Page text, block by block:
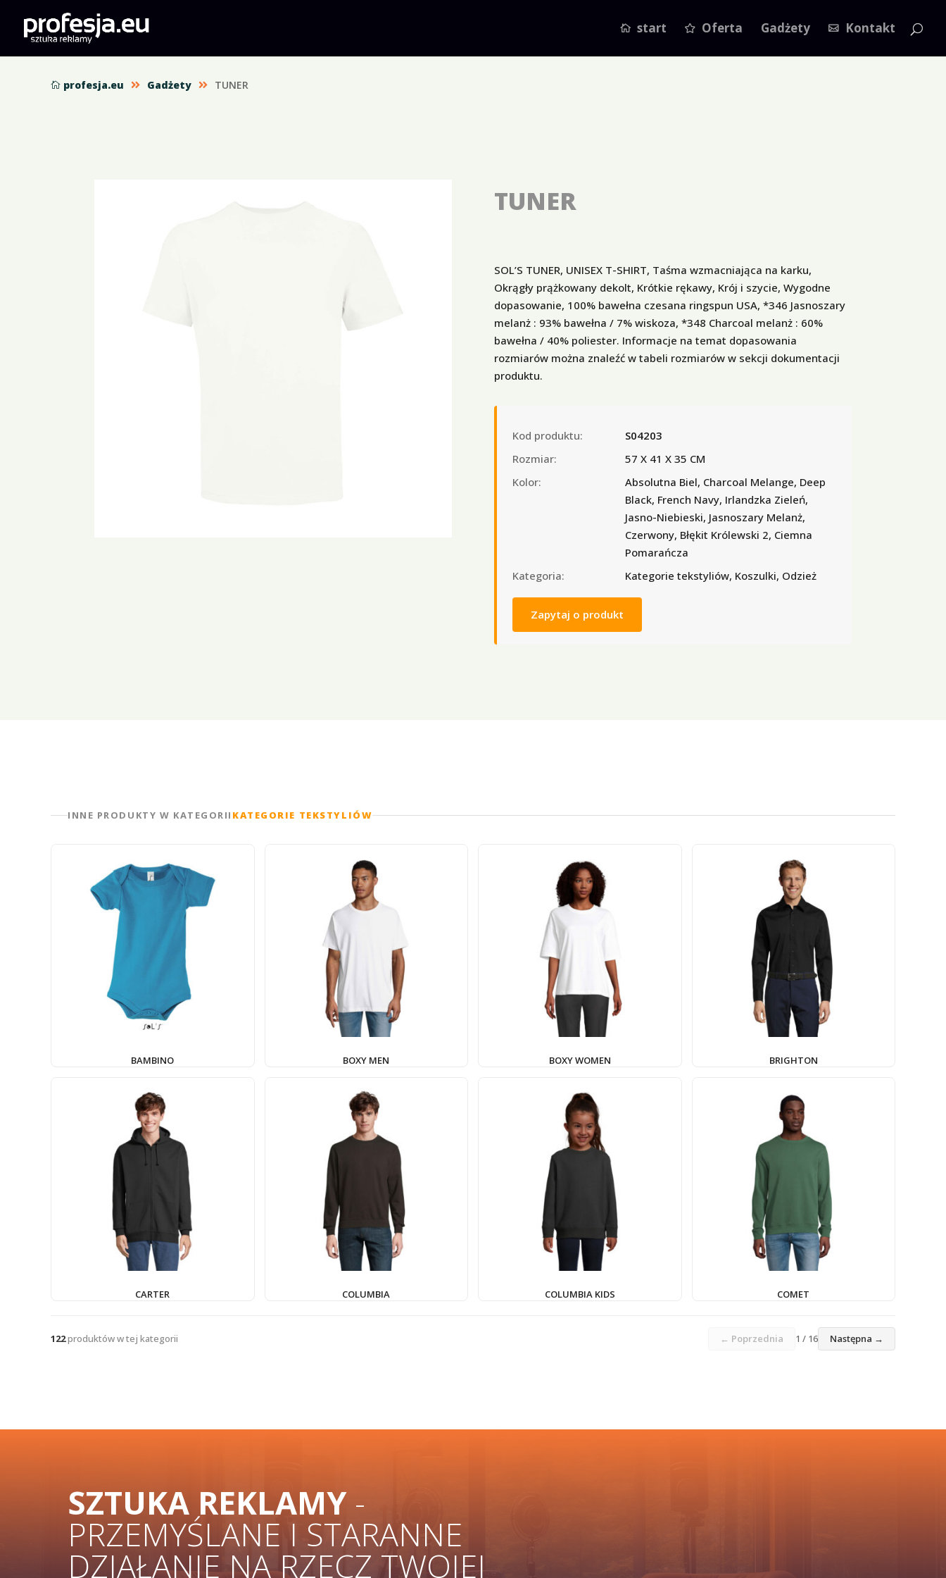
start Oferta Gadżety Kontakt
 profesja.eu  Gadżety  TUNER
TUNER
SOL’S TUNER, UNISEX T-SHIRT, Taśma wzmacniająca na karku,
Okrągły prążkowany dekolt, Krótkie rękawy, Krój i szycie, Wygodne
dopasowanie, 100% bawełna czesana ringspun USA, *346 Jasnoszary
melanż : 93% bawełna / 7% wiskoza, *348 Charcoal melanż : 60%
bawełna / 40% poliester. Informacje na temat dopasowania
rozmiarów można znaleźć w tabeli rozmiarów w sekcji dokumentacji
produktu.
Kod produktu:
S04203
Rozmiar:
57 X 41 X 35 CM
Kolor:
Absolutna Biel, Charcoal Melange, Deep
Black, French Navy, Irlandzka Zieleń,
Jasno-Niebieski, Jasnoszary Melanż,
Czerwony, Błękit Królewski 2, Ciemna
Pomarańcza
Kategoria:
Kategorie tekstyliów, Koszulki, Odzież
Zapytaj o produkt
INNE PRODUKTY W KATEGORII KATEGORIE TEKSTYLIÓW
BAMBINO BOXY MEN BOXY WOMEN BRIGHTON
CARTER COLUMBIA COLUMBIA KIDS COMET
122produktów w tej kategorii ← Poprzednia 1 / 16 Następna →
SZTUKA REKLAMY-
PRZEMYŚLANE I STARANNE
DZIAŁANIE NA RZECZ TWOJEJ